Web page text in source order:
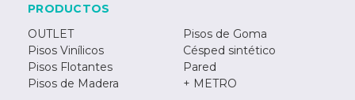
PRODUCTOS
OUTLET
Pisos Vinílicos
Pisos Flotantes
Pisos de Madera
Pisos de Goma
Césped sintético
Pared
+ METRO